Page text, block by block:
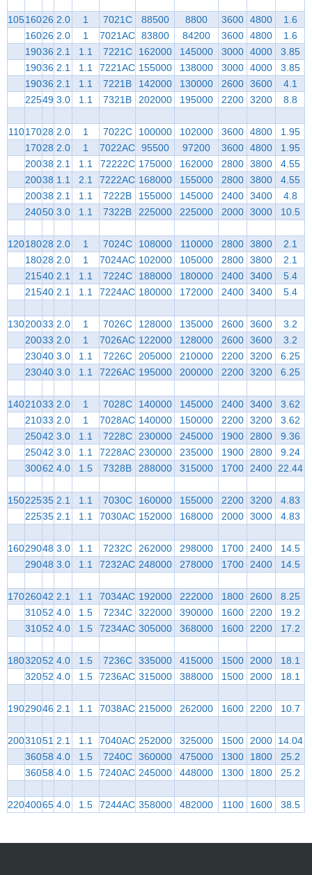
10516026 2.0 1 7021C 88500 8800 3600 4800
1.6
16026 2.0 1 7021AC 83800 84200 3600 4800
1.6
19036 2.1 1.1 7221C 162000 145000 3000 4000
3.85
19036 2.1 1.1 7221AC 155000 138000 3000 4000
3.85
19036 2.1 1.1 7221B 142000 130000 2600 3600
4.1
22549 3.0 1.1 7321B 202000 195000 2200 3200 8.8
11017028 2.0 1 7022C 100000 102000 3600 4800
1.95
17028 2.0 1 7022AC 95500 97200 3600 4800
1.95
20038 2.1 1.1 72222C 175000 162000 2800 3800
4.55
20038 1.1 2.1 7222AC 168000 155000 2800 3800
4.55
20038 2.1 1.1 7222B 155000 145000 2400 3400
4.8
24050 3.0 1.1 7322B 225000 225000 2000 3000 10.5
12018028 2.0 1 7024C 108000 110000 2800 3800
2.1
18028 2.0 1 7024AC 102000 105000 2800 3800
2.1
21540 2.1 1.1 7224C 188000 180000 2400 3400
5.4
21540 2.1 1.1 7224AC 180000 172000 2400 3400 5.4
13020033 2.0 1 7026C 128000 135000 2600 3600
3.2
20033 2.0 1 7026AC 122000 128000 2600 3600
3.2
23040 3.0 1.1 7226C 205000 210000 2200 3200
6.25
23040 3.0 1.1 7226AC 195000 200000 2200 3200 6.25
14021033 2.0 1 7028C 140000 145000 2400 3400
3.62
21033 2.0 1 7028AC 140000 150000 2200 3200
3.62
25042 3.0 1.1 7228C 230000 245000 1900 2800
9.36
25042 3.0 1.1 7228AC 230000 235000 1900 2800
9.24
30062 4.0 1.5 7328B 288000 315000 1700 2400 22.44
15022535 2.1 1.1 7030C 160000 155000 2200 3200
4.83
22535 2.1 1.1 7030AC 152000 168000 2000 3000 4.83
16029048 3.0 1.1 7232C 262000 298000 1700 2400
14.5
29048 3.0 1.1 7232AC 248000 278000 1700 2400 14.5
17026042 2.1 1.1 7034AC 192000 222000 1800 2600
8.25
31052 4.0 1.5 7234C 322000 390000 1600 2200
19.2
31052 4.0 1.5 7234AC 305000 368000 1600 2200 17.2
18032052 4.0 1.5 7236C 335000 415000 1500 2000
18.1
32052 4.0 1.5 7236AC 315000 388000 1500 2000 18.1
19029046 2.1 1.1 7038AC 215000 262000 1600 2200 10.7
20031051 2.1 1.1 7040AC 252000 325000 1500 2000 14.04
36058 4.0 1.5 7240C 360000 475000 1300 1800
25.2
36058 4.0 1.5 7240AC 245000 448000 1300 1800 25.2
22040065 4.0 1.5 7244AC 358000 482000 1100 1600 38.5